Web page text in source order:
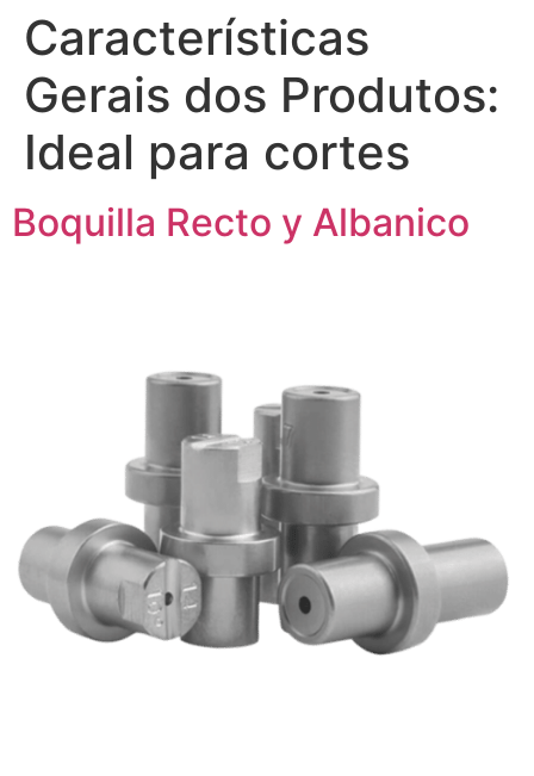
Características
Gerais dos Produtos:
Ideal para cortes
Boquilla Recto y Albanico